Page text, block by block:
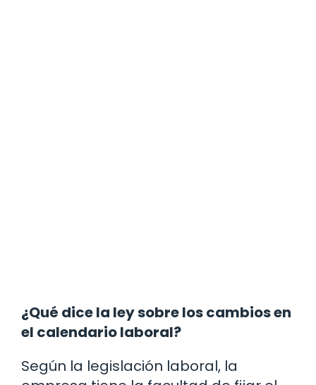
¿Qué dice la ley sobre los cambios en
el calendario laboral?
Según la legislación laboral, la